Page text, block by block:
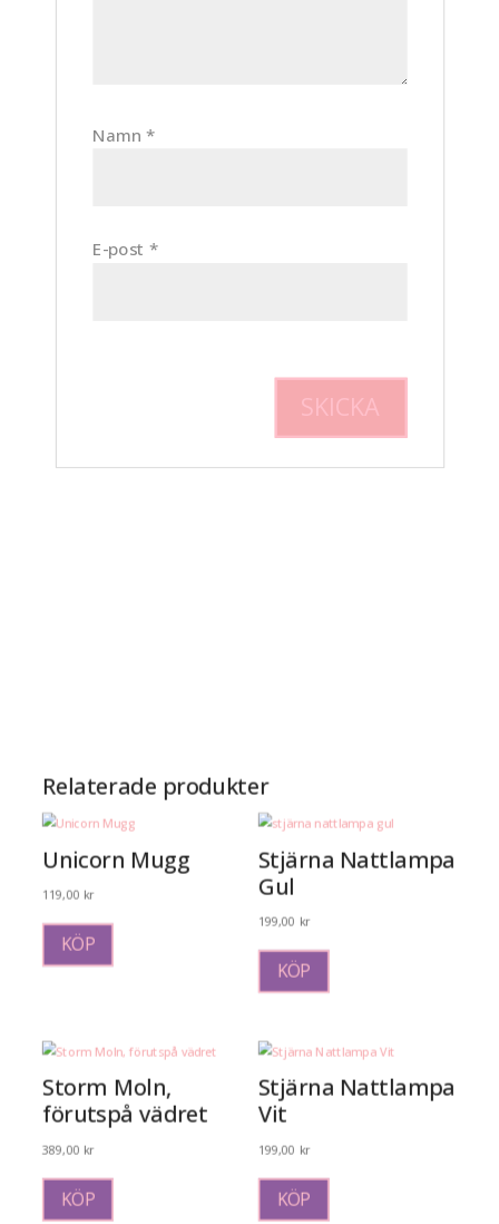
Namn *
E-post *
Relaterade produkter
Unicorn Mugg
119,00 kr
KÖP
De
alternativen
kan
produktsidan
Stjärna Nattlampa
Gul
199,00 kr
KÖP
Storm Moln,
förutspå vädret
389,00 kr
KÖP
Stjärna Nattlampa
Vit
199,00 kr
KÖP